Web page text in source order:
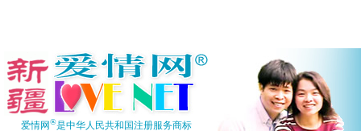
爱情网®是中华人民共和国注册服务商标